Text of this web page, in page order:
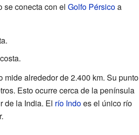
se conecta con el Golfo Pérsicoa
mide alrededor de 2.400 km. Su punto
Esto ocurre cerca de la península
de la India. El río Indoes el único río